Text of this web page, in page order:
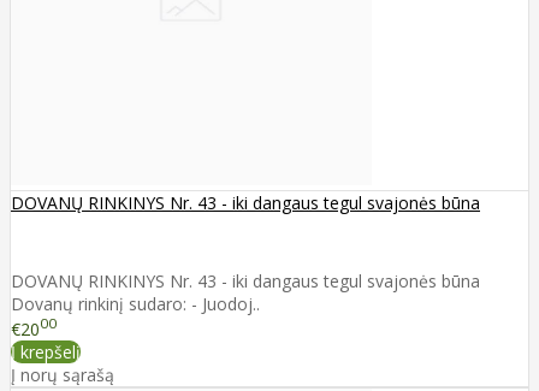
DOVANŲ RINKINYS Nr. 43 - iki dangaus tegul svajonės būna
DOVANŲ RINKINYS Nr. 43 - iki dangaus tegul svajonės būna
Dovanų rinkinį sudaro: - Juodoj..
€2000
Į krepšelį
Į norų sąrašą